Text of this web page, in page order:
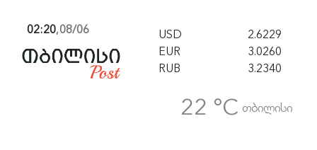
02:20,08/06 USD
2.6229
EUR
3.0260
RUB
3.2340
22 °C თბილისი